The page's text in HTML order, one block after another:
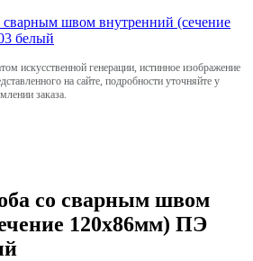
искусственной генерации, истинное изображение
на сайте, подробности уточняйте у
заказа.
со сварным швом
120х86мм) ПЭ